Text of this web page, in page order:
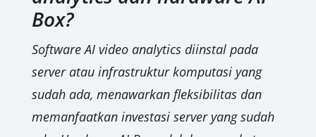
Box?
Software AI video analytics diinstal pada
server atau infrastruktur komputasi yang
sudah ada, menawarkan fleksibilitas dan
memanfaatkan investasi server yang sudah